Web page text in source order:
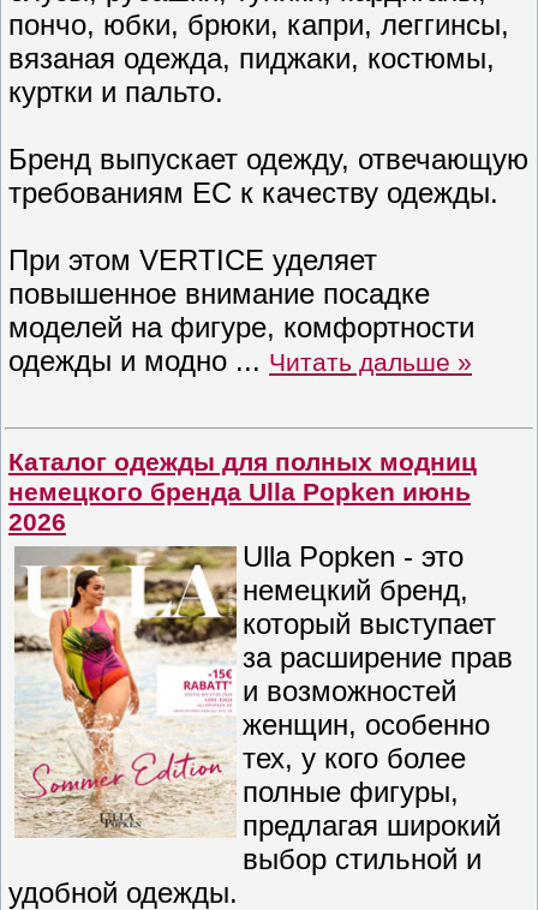
пончо, юбки, брюки, капри, леггинсы,
вязаная одежда, пиджаки, костюмы,
куртки и пальто.
Бренд выпускает одежду, отвечающую
требованиям ЕС к качеству одежды.
При этом VERTICE уделяет
повышенное внимание посадке
моделей на фигуре, комфортности
одежды и модно ... Читать дальше »
Каталог одежды для полных модниц
немецкого бренда Ulla Popken июнь
2026
Ulla Popken - это
немецкий бренд,
который выступает
за расширение прав
и возможностей
женщин, особенно
тех, у кого более
полные фигуры,
предлагая широкий
выбор стильной и
удобной одежды.